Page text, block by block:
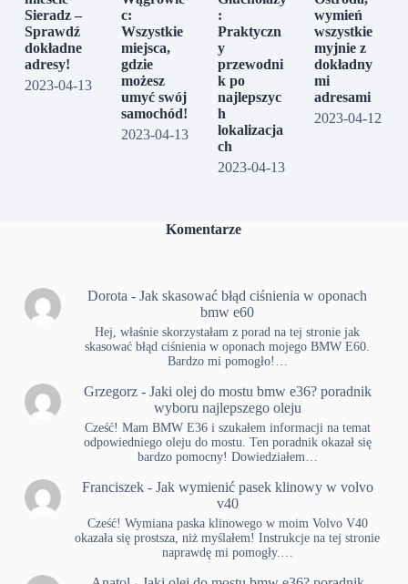
Sieradz –
Sprawdź
dokładne
adresy!
2023-04-13
c:
Wszystkie
miejsca,
gdzie
możesz
umyć swój
samochód!
2023-04-13
:
Praktyczn
y
przewodni
k po
najlepszyc
h
lokalizacja
ch
2023-04-13
wymień
wszystkie
myjnie z
dokładny
mi
adresami
2023-04-12
Komentarze
Dorota -Jak skasować błąd ciśnienia w oponach
bmw e60
Hej, właśnie skorzystałam z porad na tej stronie jak
skasować błąd ciśnienia w oponach mojego BMW E60.
Bardzo mi pomogło!…
Grzegorz- Jaki olej do mostu bmw e36? poradnik
wyboru najlepszego oleju
Cześć! Mam BMW E36 i szukałem informacji na temat
odpowiedniego oleju do mostu. Ten poradnik okazał się
bardzo pomocny! Dowiedziałem…
Franciszek- Jak wymienić pasek klinowy w volvo
v40
Cześć! Wymiana paska klinowego w moim Volvo V40
okazała się prostsza, niż myślałem! Instrukcje na tej stronie
naprawdę mi pomogły.…